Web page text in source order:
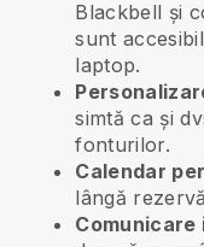
Blackbell și
sunt
laptop.
simtă ca și
fonturilor.
Calendar
lângă
Comunicare